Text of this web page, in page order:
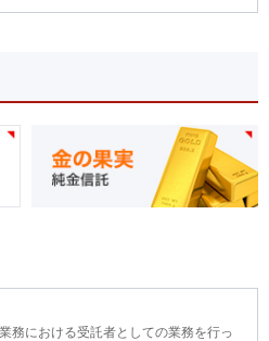
務における受託者としての業務を行っ